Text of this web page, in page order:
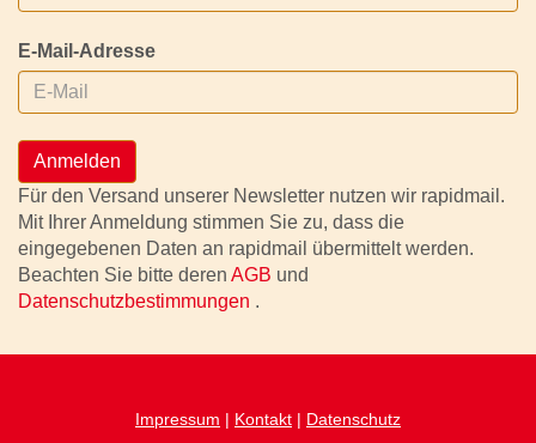
E-Mail-Adresse
Anmelden
Für den Versand unserer Newsletter nutzen wir rapidmail.
Mit Ihrer Anmeldung stimmen Sie zu, dass die
eingegebenen Daten an rapidmail übermittelt werden.
Beachten Sie bitte deren AGB und
Datenschutzbestimmungen .
Impressum | Kontakt | Datenschutz